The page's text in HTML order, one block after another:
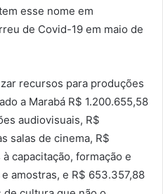
esse nome em
de Covid-19 em maio de
recursos para produções
a Marabá R$ 1.200.655,58
audiovisuais, R$
salas de cinema, R$
capacitação, formação e
amostras, e R$ 653.357,88